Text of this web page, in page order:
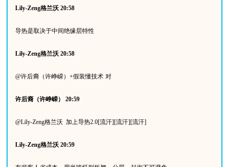
Lily-Zeng格兰沃 20:58
导热是取决于中间绝缘层特性
Lily-Zeng格兰沃 20:58
@许后裔（许峥嵘） +假装懂技术 对
许后裔（许峥嵘） 20:59
@Lily-Zeng格兰沃 加上导热2.0[流汗][流汗][流汗]
Lily-Zeng格兰沃 20:59